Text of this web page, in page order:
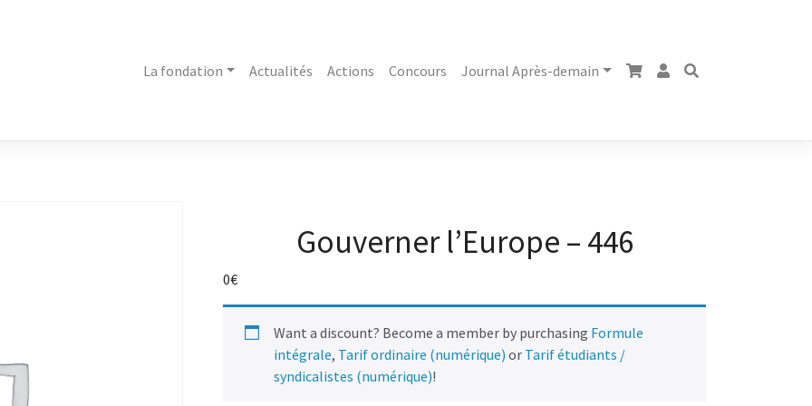
La fondation Actualités Actions Concours Journal Après-demain
Gouverner l’Europe – 446
0€
Want a discount? Become a member by purchasing Formule
intégrale, Tarif ordinaire (numérique) or Tarif étudiants /
syndicalistes (numérique)!